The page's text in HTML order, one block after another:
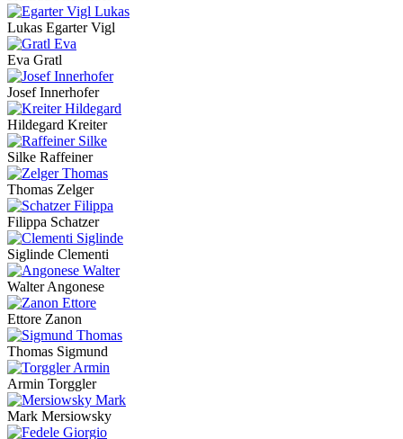
Lukas Egarter Vigl
Eva Gratl
Josef Innerhofer
Hildegard Kreiter
Silke Raffeiner
Thomas Zelger
Filippa Schatzer
Siglinde Clementi
Walter Angonese
Ettore Zanon
Thomas Sigmund
Armin Torggler
Mark Mersiowsky